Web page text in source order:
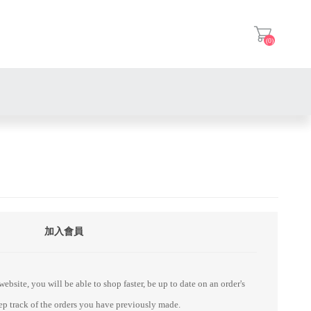
(0)
加入會員
you will be able to shop faster, be up to date on an order's
track of the orders you have previously made.